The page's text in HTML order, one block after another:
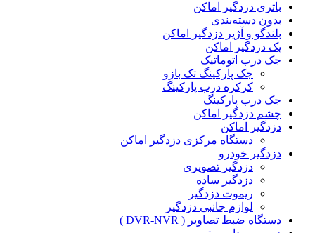
باتری دزدگیر اماکن
بدون دسته‌بندی
بلندگو و آژیر دزدگیر اماکن
پک دزدگیر اماکن
جک درب اتوماتیک
جک پارکینگ تک بازو
کرکره درب پارکینگ
جک درب پارکینگ
چشم دزدگیر اماکن
دزدگیر اماکن
دستگاه مرکزی دزدگیر اماکن
دزدگیر خودرو
دزدگیر تصویری
دزدگیر ساده
ریموت دزدگیر
لوازم جانبی دزدگیر
دستگاه ضبط تصاویر ( DVR-NVR )